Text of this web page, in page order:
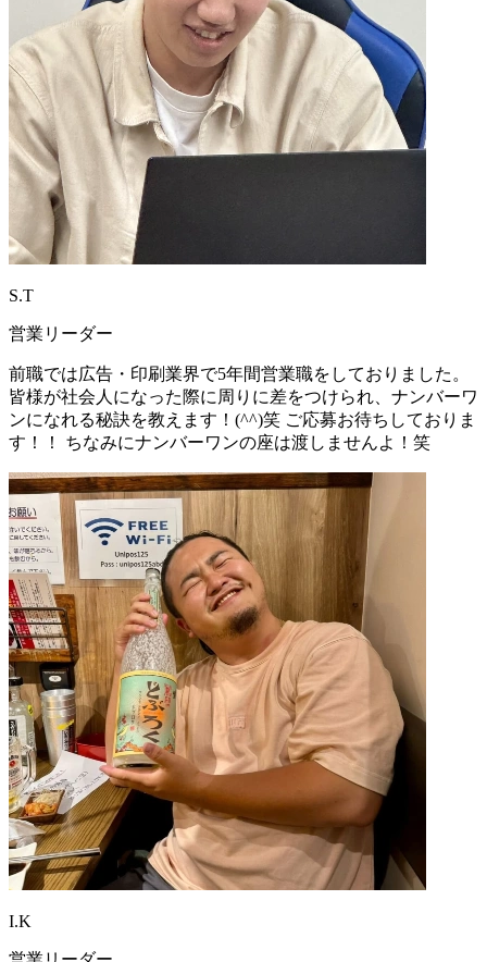
S.T
営業リーダー
前職では広告・印刷業界で5年間営業職をしておりました。
皆様が社会人になった際に周りに差をつけられ、ナンバーワ
ンになれる秘訣を教えます！(^^)笑 ご応募お待ちしておりま
す！！ ちなみにナンバーワンの座は渡しませんよ！笑
I.K